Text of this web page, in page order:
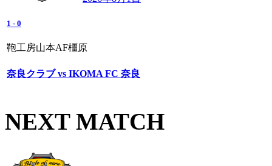
1 - 0
鞄工房山本AF橿原
奈良クラブ vs IKOMA FC 奈良
NEXT MATCH